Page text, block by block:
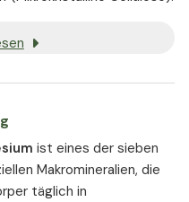
ist eines der sieben
Makromineralien, die
täglich in